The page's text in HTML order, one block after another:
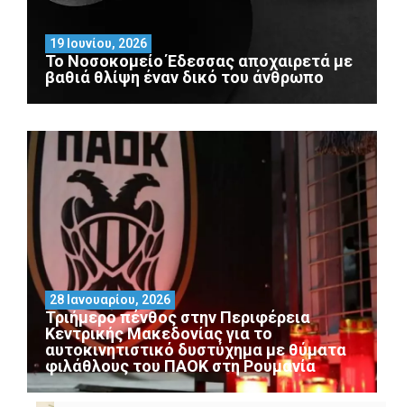
Το Νοσοκομείο Έδεσσας αποχαιρετά με
βαθιά θλίψη έναν δικό του άνθρωπο
19 Ιουνίου, 2026
Τριήμερο πένθος στην Περιφέρεια
Κεντρικής Μακεδονίας για το
αυτοκινητιστικό δυστύχημα με θύματα
φιλάθλους του ΠΑΟΚ στη Ρουμανία
28 Ιανουαρίου, 2026